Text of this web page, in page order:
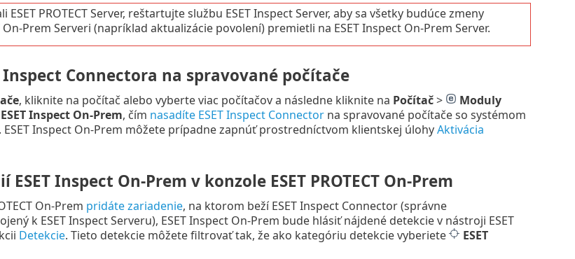
ESET PROTECT Server, reštartujte službu ESET Inspect Server, aby sa všetky budúce zmeny
On-Prem Serveri (napríklad aktualizácie povolení) premietli na ESET Inspect On-Prem Server.
Inspect Connectora na spravované počítače
, kliknite na počítač alebo vyberte viac počítačov a následne kliknite na Počítač>
Moduly
Inspect On-Prem, čím nasadíte ESET Inspect Connectorna spravované počítače so systémom
Inspect On-Prem môžete prípadne zapnúť prostredníctvom klientskej úlohyAktivácia
Inspect On-Prem v konzole ESET PROTECT On-Prem
On-Prem pridáte zariadenie, na ktorom beží ESET Inspect Connector (správne
k ESET Inspect Serveru), ESET Inspect On-Prem bude hlásiť nájdené detekcie v nástroji ESET
Detekcie. Tieto detekcie môžete filtrovať tak, že ako kategóriu detekcie vyberiete
ESET